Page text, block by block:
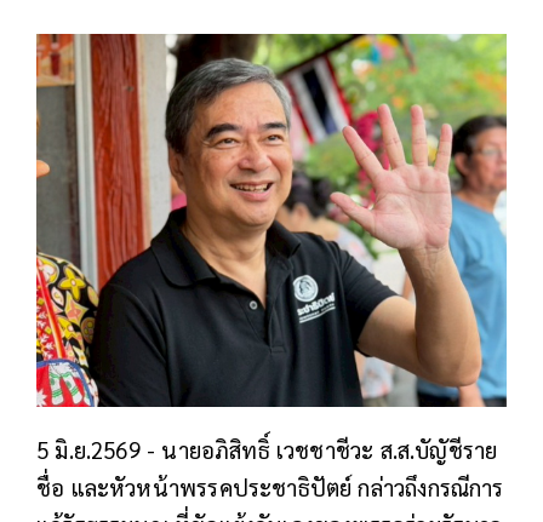
5 มิ.ย.2569 - นายอภิสิทธิ์ เวชชาชีวะ ส.ส.บัญัชีราย
ชื่อ และหัวหน้าพรรคประชาธิปัตย์ กล่าวถึงกรณีการ